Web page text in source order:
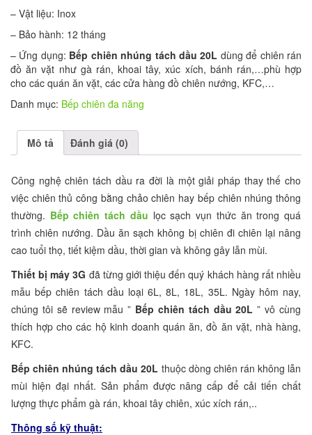
– Vật liệu: Inox
– Bảo hành: 12 tháng
– Ứng dụng: Bếp chiên nhúng tách dầu 20L dùng để chiên rán
đồ ăn vặt như gà rán, khoai tây, xúc xích, bánh rán,…phù hợp
cho các quán ăn vặt, các cửa hàng đồ chiên nướng, KFC,…
Danh mục: Bếp chiên đa năng
Mô tả Đánh giá (0)
Công nghệ chiên tách dầu ra đời là một giải pháp thay thế cho
việc chiên thủ công bằng chảo chiên hay bếp chiên nhúng thông
thường. Bếp chiên tách dầu lọc sạch vụn thức ăn trong quá
trình chiên nướng. Dầu ăn sạch không bị chiên đi chiên lại nâng
cao tuổi thọ, tiết kiệm dầu, thời gian và không gây lẫn mùi.
Thiết bị máy 3G đã từng giới thiệu đến quý khách hàng rất nhiều
mẫu bếp chiên tách dầu loại 6L, 8L, 18L, 35L. Ngày hôm nay,
chúng tôi sẽ review mẫu ” Bếp chiên tách dầu 20L ” vô cùng
thích hợp cho các hộ kinh doanh quán ăn, đồ ăn vặt, nhà hàng,
KFC.
Bếp chiên nhúng tách dầu 20L thuộc dòng chiên rán không lẫn
mùi hiện đại nhất. Sản phẩm được nâng cấp để cải tiến chất
lượng thực phẩm gà rán, khoai tây chiên, xúc xích rán,..
Thông số kỹ thuật: